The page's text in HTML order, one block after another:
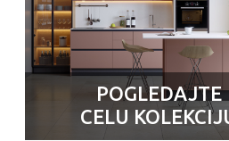
POGLEDAJTE
CELU